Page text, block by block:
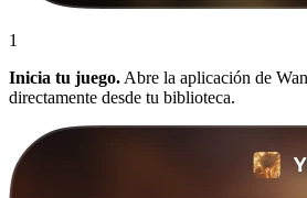
1
Inicia tu juego. Abre la aplicación de
directamente desde tu biblioteca.